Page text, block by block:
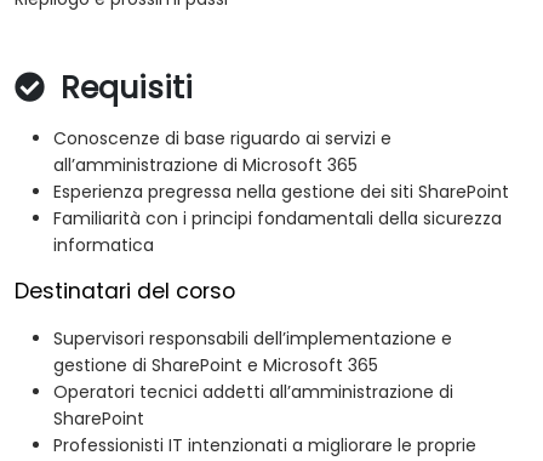
Requisiti
Conoscenze di base riguardo ai servizi e
all’amministrazione di Microsoft 365
Esperienza pregressa nella gestione dei siti SharePoint
Familiarità con i principi fondamentali della sicurezza
informatica
Destinatari del corso
Supervisori responsabili dell’implementazione e
gestione di SharePoint e Microsoft 365
Operatori tecnici addetti all’amministrazione di
SharePoint
Professionisti IT intenzionati a migliorare le proprie